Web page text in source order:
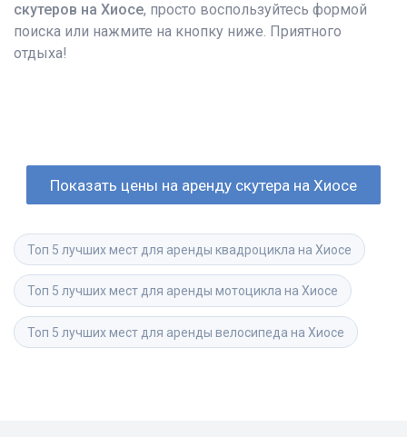
скутеров на Хиосе, просто воспользуйтесь формой
поиска или нажмите на кнопку ниже. Приятного
отдыха!
Показать цены на аренду скутера на Хиосе
Топ 5 лучших мест для аренды квадроцикла на Хиосе
Топ 5 лучших мест для аренды мотоцикла на Хиосе
Топ 5 лучших мест для аренды велосипеда на Хиосе